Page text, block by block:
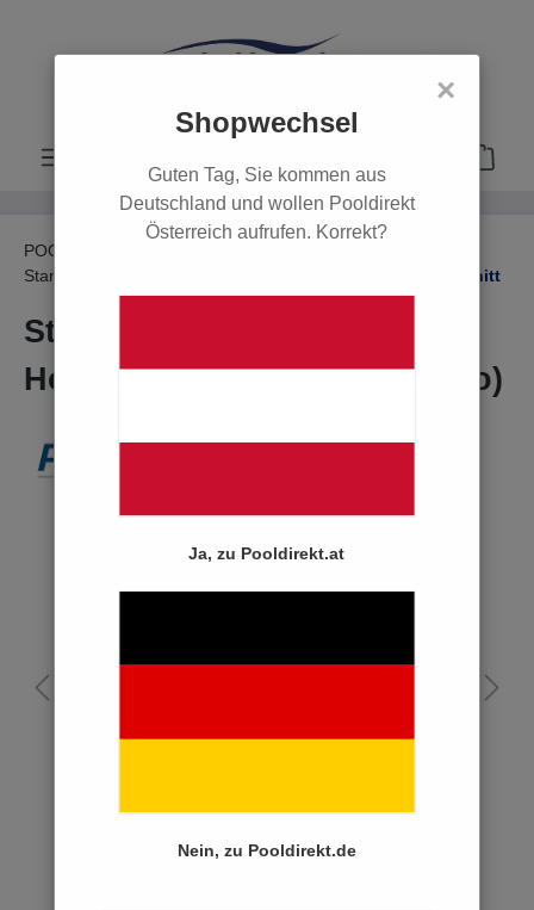
×
Shopwechsel
Guten Tag, Sie kommen aus
Deutschland und wollen Pooldirekt
Österreich aufrufen. Korrekt?
Ja, zu Pooldirekt.at
Nein, zu Pooldirekt.de
POOL
Stangenabdeckung für Holzpools
Ohne Leiter-Ausschnitt
Stangenabdeckung für
Holzpools, Rundbecken (Octo)
Bildergalerie überspringen